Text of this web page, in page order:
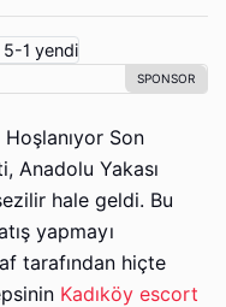
Hoşlanıyor Son
Anadolu Yakası
hale geldi. Bu
yapmayı
tarafından hiçte
Kadıköy escort